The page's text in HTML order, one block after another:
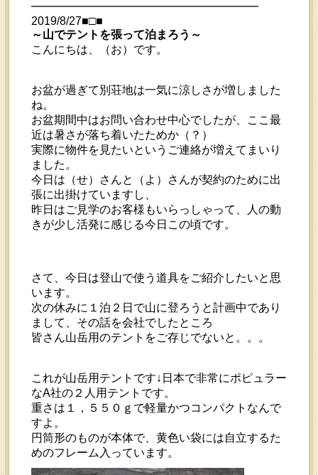
━━━━━━━━━━━━━━━━━━━━
2019/8/27■□■
～山でテントを張って泊まろう～
こんにちは、（お）です。
お盆が過ぎて別荘地は一気に涼しさが増しました
ね。
お盆期間中はお問い合わせ中心でしたが、ここ最
近は暑さが落ち着いたためか（？）
実際に物件を見たいというご連絡が増えてまいり
ました。
今日は（せ）さんと（よ）さんが契約のために出
張に出掛けていますし、
昨日はご見学のお客様もいらっしゃって、人の動
きが少し活発に感じる今日この頃です。
さて、今日は登山で使う道具をご紹介したいと思
います。
次の休みに１泊２日で山に登ろうと計画中であり
まして、その話を会社でしたところ
皆さん山岳用のテントをご存じでないと。。。
これが山岳用テントです↓日本で非常にポピュラー
なA社の２人用テントです。
重さは１，５５０ｇで軽量かつコンパクトなんで
すよ。
円筒形のものが本体で、黄色い袋には自立するた
めのフレーム入っています。